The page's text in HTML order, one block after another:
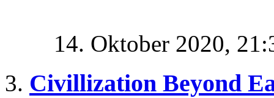
14. Oktober 2020,
Civillization Beyond